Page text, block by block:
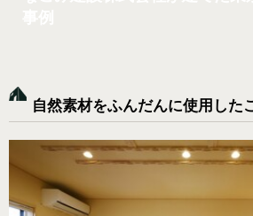
自然素材をふんだんに使用した